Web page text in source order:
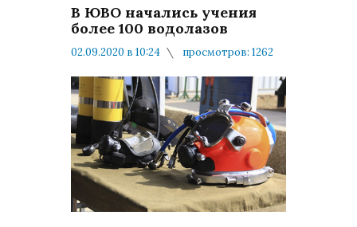
В ЮВО начались учения
более 100 водолазов
02.09.2020 в 10:24
просмотров: 1262